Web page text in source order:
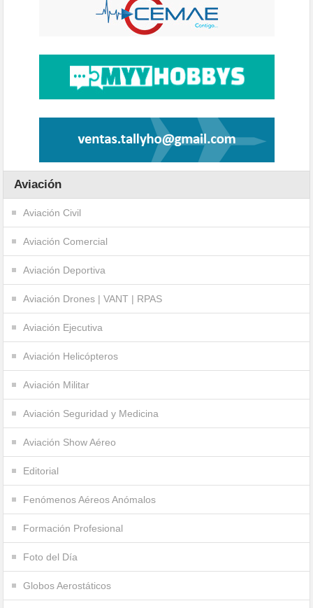
Aviación
Aviación Civil
Aviación Comercial
Aviación Deportiva
Aviación Drones | VANT | RPAS
Aviación Ejecutiva
Aviación Helicópteros
Aviación Militar
Aviación Seguridad y Medicina
Aviación Show Aéreo
Editorial
Fenómenos Aéreos Anómalos
Formación Profesional
Foto del Día
Globos Aerostáticos